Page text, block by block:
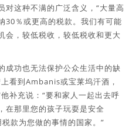
对这种不满的广泛含义，“大量高
30％或更高的税款。我们有可能
会，较低税收，较低税收和更大
成功也无法保护公众生活中的缺
看到Ambanis或宝莱坞汗酒，
补充说：“要和家人一起出去呼
在那里您的孩子玩耍是安全
款为您做的事情的国家。”